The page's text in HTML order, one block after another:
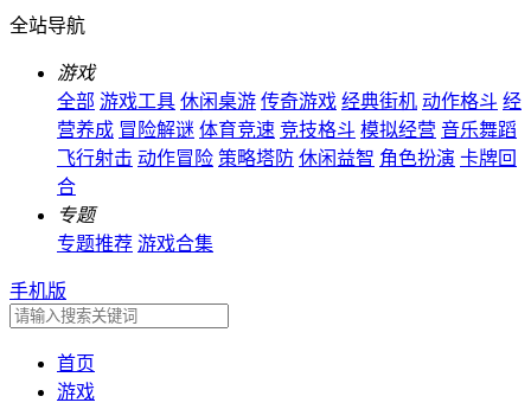
全站导航
游戏
全部 游戏工具 休闲桌游 传奇游戏 经典街机 动作格斗 经
营养成 冒险解谜 体育竞速 竞技格斗 模拟经营 音乐舞蹈
飞行射击 动作冒险 策略塔防 休闲益智 角色扮演 卡牌回
合
专题
专题推荐 游戏合集
手机版
首页
游戏